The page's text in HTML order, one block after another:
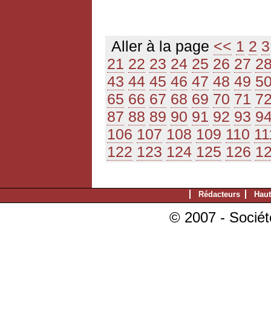
Aller à la page << 1 2 3
21 22 23 24 25 26 27
43 44 45 46 47 48 49
65 66 67 68 69 70 71
87 88 89 90 91 92 93
106 107 108 109 110
122 123 124 125 126
Rédacteurs
© 2007 -